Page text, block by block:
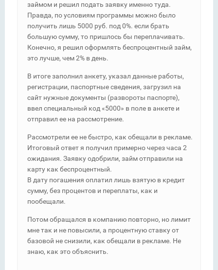
займом и решил подать заявку именно туда.
Правда, по условиям программы можно было
получить лишь 5000 руб. под 0%. если брать
большую сумму, то пришлось бы переплачивать.
Конечно, я решил оформлять беспроцентный займ,
это лучше, чем 2% в день.
В итоге заполнил анкету, указал данные работы,
регистрации, паспортные сведения, загрузил на
сайт нужные документы (развороты паспорте),
ввел специальный код «5000» в поле в анкете и
отправил ее на рассмотрение.
Рассмотрели ее не быстро, как обещали в рекламе.
Итоговый ответ я получил примерно через часа 2
ожидания. Заявку одобрили, займ отправили на
карту как беспроцентный.
В дату погашения оплатил лишь взятую в кредит
сумму, без процентов и переплаты, как и
пообещали.
Потом обращался в компанию повторно, но лимит
мне так и не повысили, а процентную ставку от
базовой не снизили, как обещали в рекламе. Не
знаю, как это объяснить.